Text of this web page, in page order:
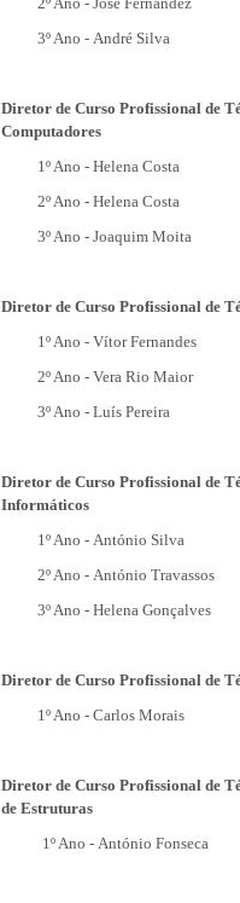
3º Ano - André Silva
Diretor de Curso Profissional de
Computadores
1º Ano - Helena Costa
2º Ano - Helena Costa
3º Ano - Joaquim Moita
Diretor de Curso Profissional de
1º Ano - Vítor Fernandes
2º Ano - Vera Rio Maior
3º Ano - Luís Pereira
Diretor de Curso Profissional de
Informáticos
1º Ano - António Silva
2º Ano - António Travassos
3º Ano - Helena Gonçalves
Diretor de Curso Profissional de
1º Ano - Carlos Morais
Diretor de Curso Profissional de
de Estruturas
1º Ano - António Fonseca